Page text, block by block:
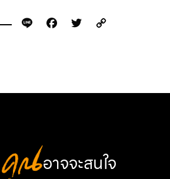
Line Facebook
Twitter
คุณ อาจจะสนใจ